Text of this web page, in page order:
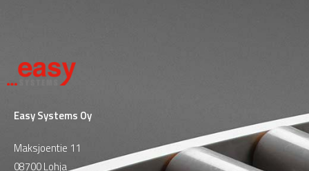
Easy Systems Oy
Maksjoentie 11
08700 Lohja